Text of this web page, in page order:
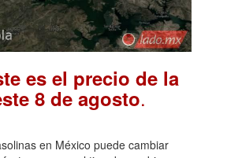
es el precio de la
8 de agosto.
en México puede cambiar